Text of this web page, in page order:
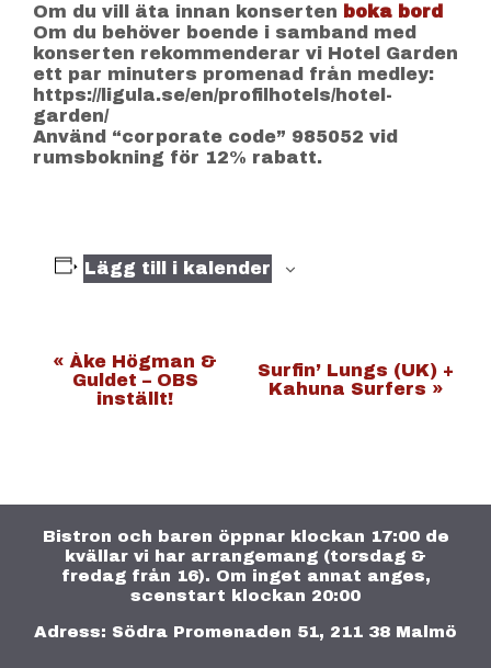
Om du vill äta innan konserten boka bord
Om du behöver boende i samband med
konserten rekommenderar vi Hotel Garden
ett par minuters promenad från medley:
https://ligula.se/en/profilhotels/hotel-
garden/
Använd “corporate code” 985052 vid
rumsbokning för 12% rabatt.
Lägg till i kalender
a
-
« Åke Högman &
Guldet – OBS
inställt!
Surfin’ Lungs (UK) +
Kahuna Surfers »
Bistron och baren öppnar klockan 17:00 de
kvällar vi har arrangemang (torsdag &
fredag från 16). Om inget annat anges,
scenstart klockan 20:00
Adress: Södra Promenaden 51, 211 38 Malmö